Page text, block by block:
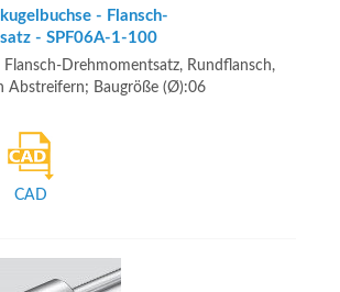
- Flansch-
- SPF06A-1-100
Flansch-Drehmomentsatz, Rundflansch,
Abstreifern; Baugröße (Ø):06
CAD